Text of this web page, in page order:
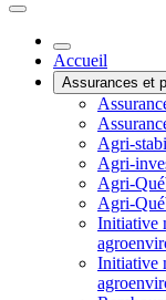
Accueil
Assurances et
Agri-
Agri-
Agri-
Agri-
Initiative
Initiative